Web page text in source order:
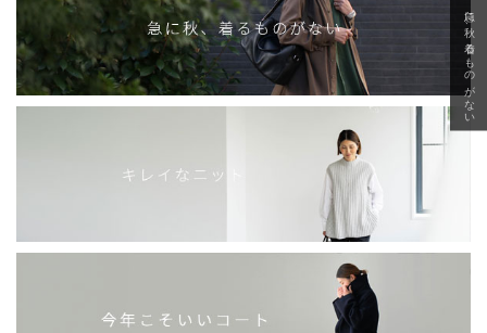
急に秋、着るものがない